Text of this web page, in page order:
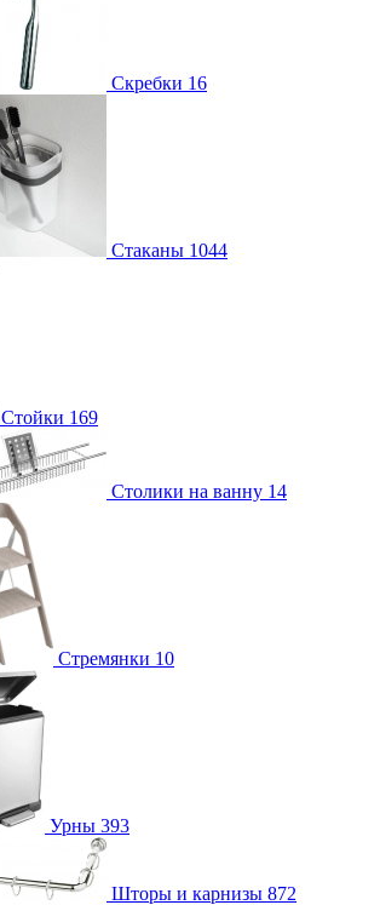
Скребки 16
Стаканы 1044
Стойки 169
Столики на ванну 14
Стремянки 10
Урны 393
Шторы и карнизы 872